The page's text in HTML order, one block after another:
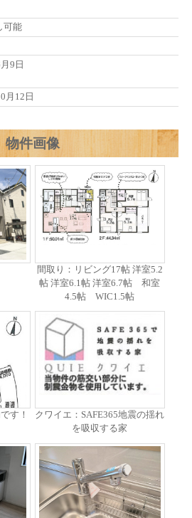
可能
9日
月12日
物件画像
間取り：リビング17帖 洋室5.2
帖 洋室6.1帖 洋室6.7帖 和室
4.5帖 WIC1.5帖
す！
クワイエ：SAFE365地震の揺れ
を吸収する家